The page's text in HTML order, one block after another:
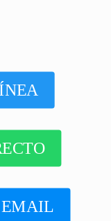
EMAIL